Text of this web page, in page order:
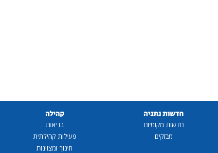
חדשות נתניה
חדשות מקומיות
מבזקים
קהילה
בריאות
פעילות קהילתית
חינוך ומצוינות